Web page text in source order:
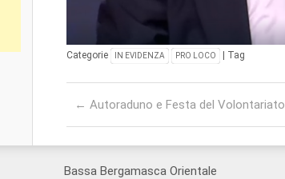
Categorie IN EVIDENZA PRO LOCO | Tag
navigation
← Autoraduno e Festa del Volontariato
Bassa Bergamasca Orientale